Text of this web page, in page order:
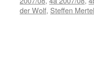
der Wolf, Steffen Mertel